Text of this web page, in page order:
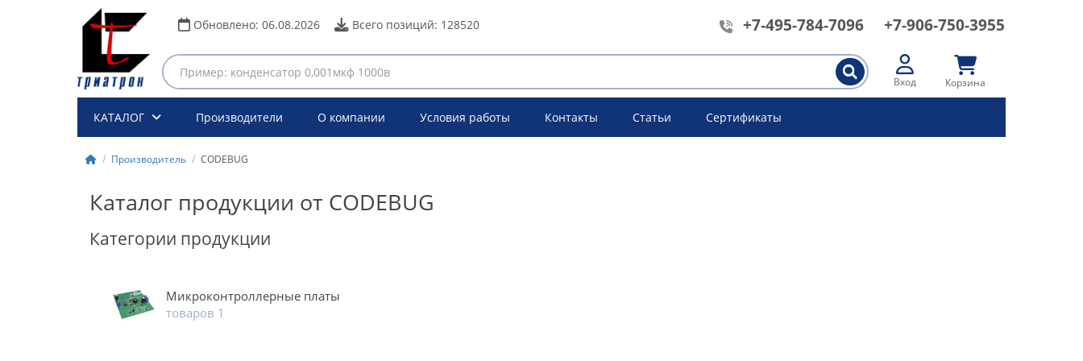
Обновлено: 06.08.2026 Всего позиций: 128520 +7-495-784-7096 +7-906-750-3955
Вход Корзина
КАТАЛОГ Производители О компании Условия работы Контакты Статьи Сертификаты
Производитель CODEBUG
Каталог продукции от CODEBUG
Категории продукции
Микроконтроллерные платы
товаров 1